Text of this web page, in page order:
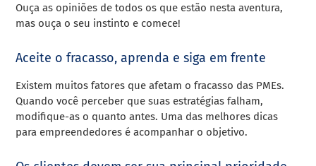
Ouça as opiniões de todos os que estão nesta aventura,
mas ouça o seu instinto e comece!
Aceite o fracasso, aprenda e siga em frente
Existem muitos fatores que afetam o fracasso das PMEs.
Quando você perceber que suas estratégias falham,
modifique-as o quanto antes. Uma das melhores dicas
para empreendedores é acompanhar o objetivo.